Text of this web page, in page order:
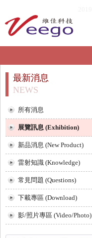
最新消息
NEWS
所有消息
展覽訊息 (Exhibition)
新品消息 (New Product)
雷射知識 (Knowledge)
常見問題 (Questions)
下載專區 (Download)
影/照片專區 (Video/Photo)